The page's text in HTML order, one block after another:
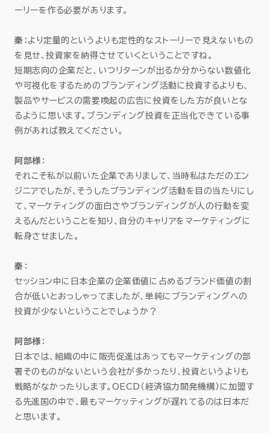
ーリーを作る必要があります。
秦 ：より定量的というよりも定性的なストーリーで見えないもの
を見せ、投資家を納得させていくということですね。
短期志向の企業だと、いつリターンが出るか分からない数値化
や可視化をするためのブランディング活動に投資するよりも、
製品やサービスの需要喚起の広告に投資をした方が良いとな
るように思います。ブランディング投資を正当化できている事
例があれば教えてください。
阿部様 ：
それこそ私が以前いた企業でありまして、当時私はただのエン
ジニアでしたが、そうしたブランディング活動を目の当たりにし
て、マーケティングの面白さやブランディングが人の行動を変
えるんだということを知り、自分のキャリアをマーケティングに
転身させました。
秦 ：
セッション中に日本企業の企業価値に占めるブランド価値の割
合が低いとおっしゃってましたが、単純にブランディングへの
投資が少ないということでしょうか？
阿部様 ：
日本では、組織の中に販売促進はあってもマーケティングの部
署そのものがないという会社が多かったり、投資というよりも
戦略がなかったりします。OECD（経済協力開発機構）に加盟す
る先進国の中で、最もマーケッティングが遅れてるのは日本だ
と思います。